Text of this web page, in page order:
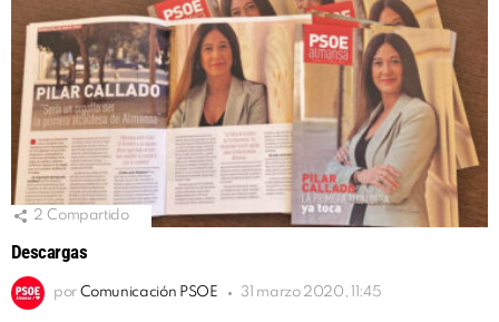
2 Compartido
Descargas
por Comunicación PSOE 31 marzo 2020, 11:45